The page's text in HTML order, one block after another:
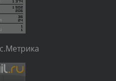
после проверки